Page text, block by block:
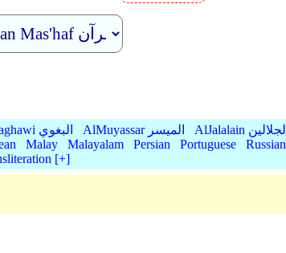
AlBaghawi البغوي AlMuyassar الميسر AlJalalain الجلالين
Malay Malayalam Persian Portuguese Russian
[+]